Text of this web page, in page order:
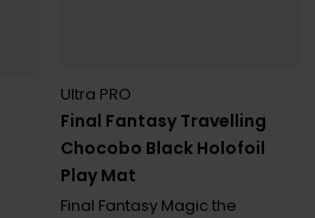
Final Fantasy Travelling
Chocobo Black Holofoil
Play Mat
Ultra PRO
Final Fantasy Magic the